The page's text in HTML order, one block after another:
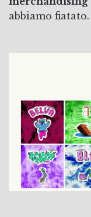
abbiamo fiatato.